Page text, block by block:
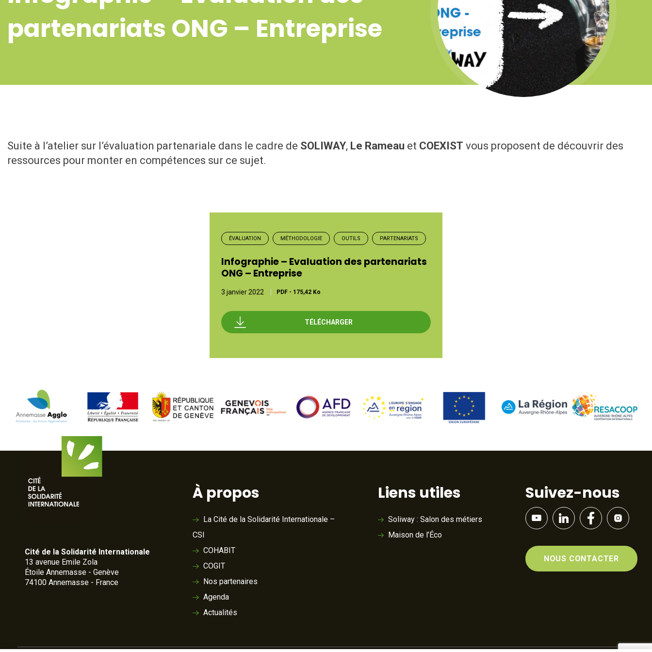
partenariats ONG – Entreprise
Suite à l’atelier sur l’évaluation partenariale dans le cadre de SOLIWAY, Le Rameau et COEXIST vous proposent de découvrir des
ressources pour monter en compétences sur ce sujet.
ÉVALUATION MÉTHODOLOGIE OUTILS PARTENARIATS
Infographie – Evaluation des partenariats
ONG – Entreprise
3 janvier 2022 PDF - 175,42 Ko
TÉLÉCHARGER
Cité de la Solidarité Internationale
13 avenue Emile Zola
Étoile Annemasse - Genève
74100 Annemasse - France
À propos
La Cité de la Solidarité Internationale –
CSI
COHABIT
COGIT
Nos partenaires
Agenda
Actualités
Liens utiles
Soliway : Salon des métiers
Maison de l’Éco
Suivez-nous
NOUS CONTACTER